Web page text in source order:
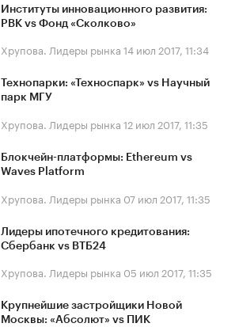
Институты инновационного развития:
РВК vs Фонд «Сколково»
Хрупова. Лидеры рынка 14 июл 2017, 11:34
Технопарки: «Техноспарк» vs Научный
парк МГУ
Хрупова. Лидеры рынка 12 июл 2017, 11:35
Блокчейн-платформы: Ethereum vs
Waves Platform
Хрупова. Лидеры рынка 07 июл 2017, 11:35
Лидеры ипотечного кредитования:
Сбербанк vs ВТБ24
Хрупова. Лидеры рынка 05 июл 2017, 11:35
Крупнейшие застройщики Новой
Москвы: «Абсолют» vs ПИК